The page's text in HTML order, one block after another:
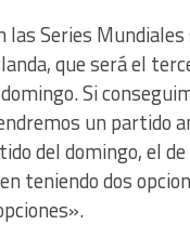
las Series
que será el
Si
un partido
del domingo, el
teniendo dos